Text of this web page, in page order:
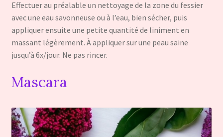
Effectuer au préalable un nettoyage de la zone du fessier
avec une eau savonneuse ou à l’eau, bien sécher, puis
appliquer ensuite une petite quantité de liniment en
massant légèrement. À appliquer sur une peau saine
jusqu’à 6x/jour. Ne pas rincer.
Mascara